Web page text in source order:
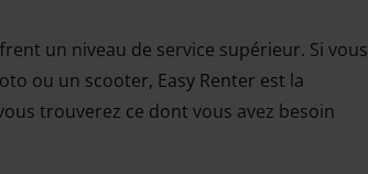
un niveau de service supérieur. Si vous
ou un scooter, Easy Renter est la
trouverez ce dont vous avez besoin